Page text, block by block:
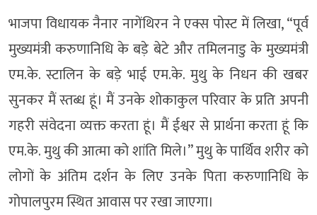
भाजपा विधायक नैनार नागेंथिरन ने एक्स पोस्ट में लिखा, “पूर्व
मुख्यमंत्री करुणानिधि के बड़े बेटे और तमिलनाडु के मुख्यमंत्री
एम.के. स्टालिन के बड़े भाई एम.के. मुथु के निधन की खबर
सुनकर मैं स्तब्ध हूं। मैं उनके शोकाकुल परिवार के प्रति अपनी
गहरी संवेदना व्यक्त करता हूं। मैं ईश्वर से प्रार्थना करता हूं कि
एम.के. मुथु की आत्मा को शांति मिले।” मुथु के पार्थिव शरीर को
लोगों के अंतिम दर्शन के लिए उनके पिता करुणानिधि के
गोपालपुरम स्थित आवास पर रखा जाएगा।